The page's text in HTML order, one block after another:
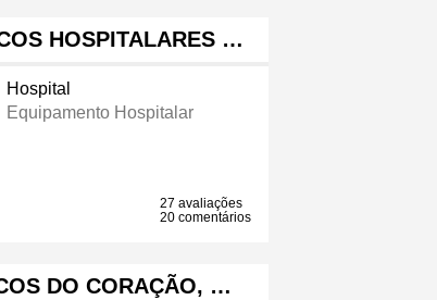
HOSPITALARES …
Hospital
Equipamento Hospitalar
27 avaliações
20 comentários
DO CORAÇÃO, …